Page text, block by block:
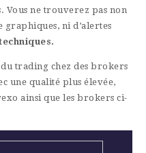
Vous ne trouverez pas non
graphiques, ni d’alertes
trading chez des brokers
une qualité plus élevée,
ainsi que les brokers ci-